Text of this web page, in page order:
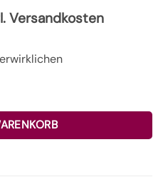
Versandkosten
Menge